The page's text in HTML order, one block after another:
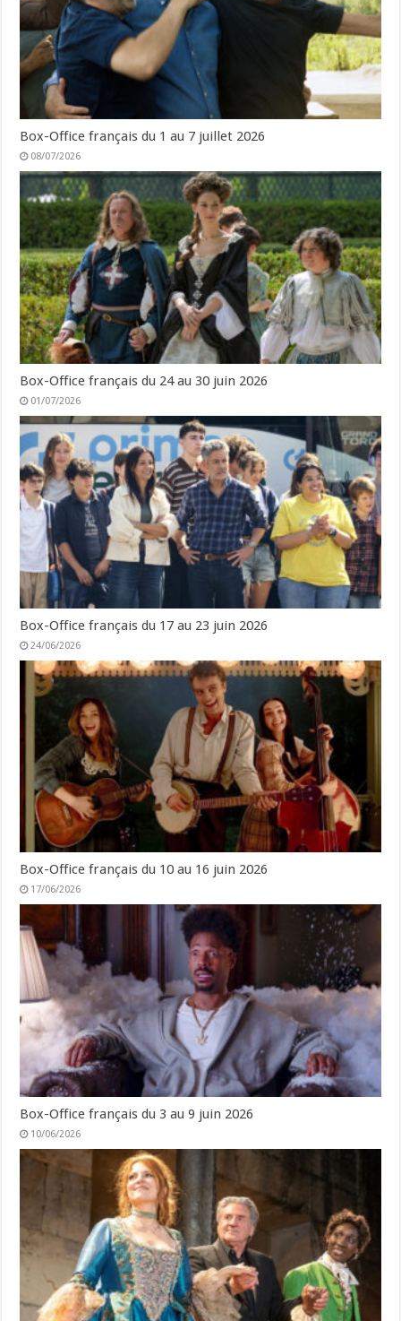
Box-Office français du 1 au 7 juillet 2026
08/07/2026
Box-Office français du 24 au 30 juin 2026
01/07/2026
Box-Office français du 17 au 23 juin 2026
24/06/2026
Box-Office français du 10 au 16 juin 2026
17/06/2026
Box-Office français du 3 au 9 juin 2026
10/06/2026